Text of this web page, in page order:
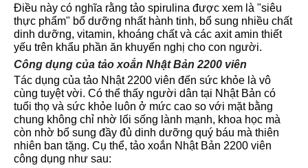
Điều này có nghĩa rằng tảo spirulina được xem là "siêu
thực phẩm" bổ dưỡng nhất hành tinh, bổ sung nhiều chất
dinh dưỡng, vitamin, khoáng chất và các axit amin thiết
yếu trên khẩu phần ăn khuyến nghị cho con người.
Công dụng của tảo xoắn Nhật Bản 2200 viên
Tác dụng của tảo Nhật 2200 viên đến sức khỏe là vô
cùng tuyệt vời. Có thể thấy người dân tại Nhật Bản có
tuổi thọ và sức khỏe luôn ở mức cao so với mặt bằng
chung không chỉ nhờ lối sống lành mạnh, khoa học mà
còn nhờ bổ sung đầy đủ dinh dưỡng quý báu mà thiên
nhiên ban tặng. Cụ thể, tảo xoắn Nhật Bản 2200 viên
công dụng như sau: